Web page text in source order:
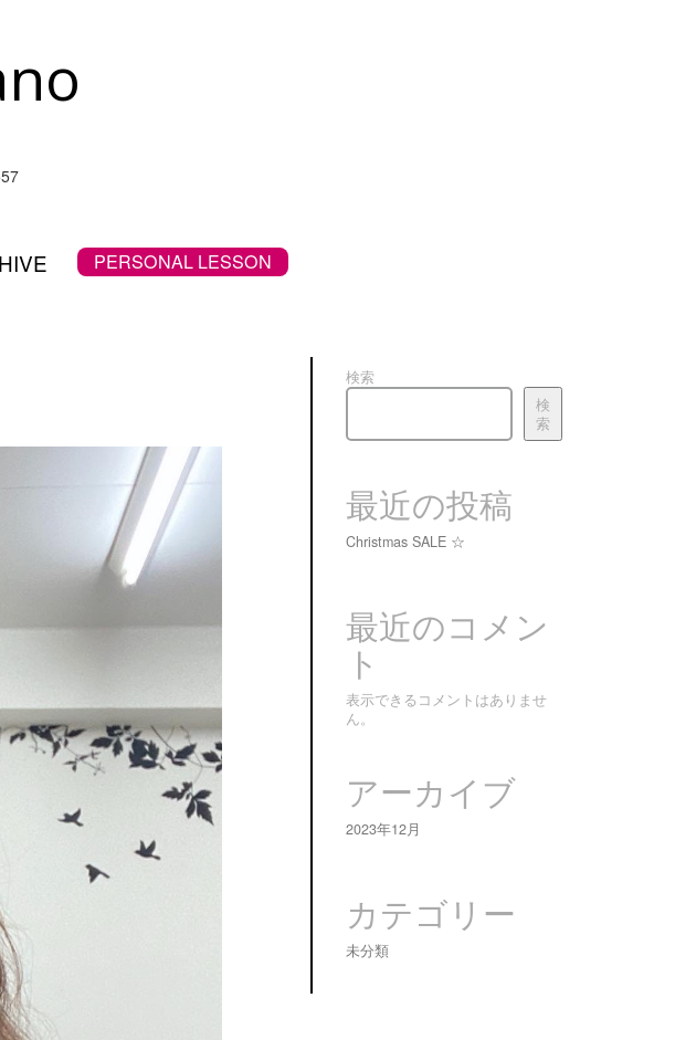
PERSONAL LESSON
検索
検
索
最近の投稿
Christmas SALE ☆
最近のコメン
ト
表示できるコメントはありませ
ん。
アーカイブ
2023年12月
カテゴリー
未分類